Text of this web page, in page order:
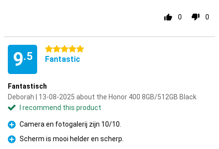
0 0
9.5
5 stars
Fantastic
Fantastisch
Deborah | 13-08-2025 about the Honor 400 8GB/512GB Black
I recommend this product
Pro
Camera en fotogalerij zijn 10/10.
Pro
Scherm is mooi helder en scherp.